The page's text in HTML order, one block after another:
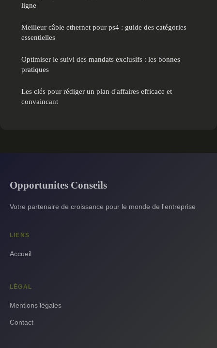
ligne
Meilleur câble ethernet pour ps4 : guide des catégories
essentielles
Optimiser le suivi des mandats exclusifs : les bonnes
pratiques
Les clés pour rédiger un plan d'affaires efficace et
convaincant
Opportunites Conseils
Votre partenaire de croissance pour le monde de l'entreprise
LIENS
Accueil
LÉGAL
Mentions légales
Contact